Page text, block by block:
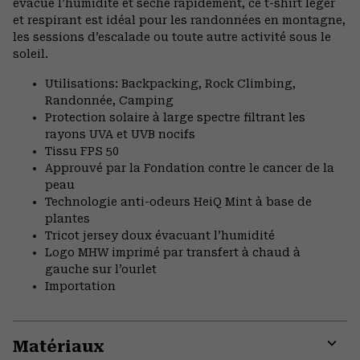
évacue l’humidité et sèche rapidement, ce t-shirt léger
et respirant est idéal pour les randonnées en montagne,
les sessions d’escalade ou toute autre activité sous le
soleil.
Utilisations: Backpacking, Rock Climbing,
Randonnée, Camping
Protection solaire à large spectre filtrant les
rayons UVA et UVB nocifs
Tissu FPS 50
Approuvé par la Fondation contre le cancer de la
peau
Technologie anti-odeurs HeiQ Mint à base de
plantes
Tricot jersey doux évacuant l’humidité
Logo MHW imprimé par transfert à chaud à
gauche sur l’ourlet
Importation
Matériaux